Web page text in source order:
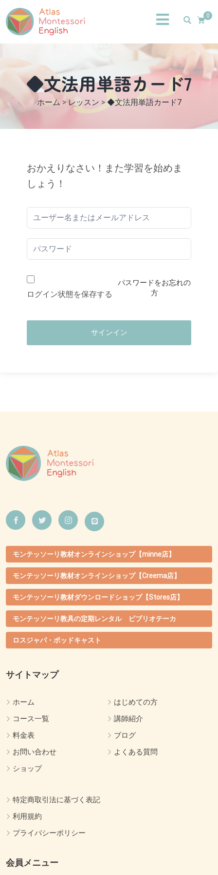
0
◆文法用単語カード7
ホーム >レッスン > ◆文法用単語カード7
おかえりなさい！また学習を始めま
しょう！
ログイン状態を保存する
パスワードをお忘れの
方
サインイン
モンテッソーリ教材オンラインショップ【minne店】
モンテッソーリ教材オンラインショップ【Creema店】
モンテッソーリ教材ダウンロードショップ【Stores店】
モンテッソーリ教具の定期レンタル ビブリオテーカ
ロスジャパ・ポッドキャスト
サイトマップ
ホーム
はじめての方
コース一覧
講師紹介
料金表
ブログ
お問い合わせ
よくある質問
ショップ
特定商取引法に基づく表記
利用規約
プライバシーポリシー
会員メニュー